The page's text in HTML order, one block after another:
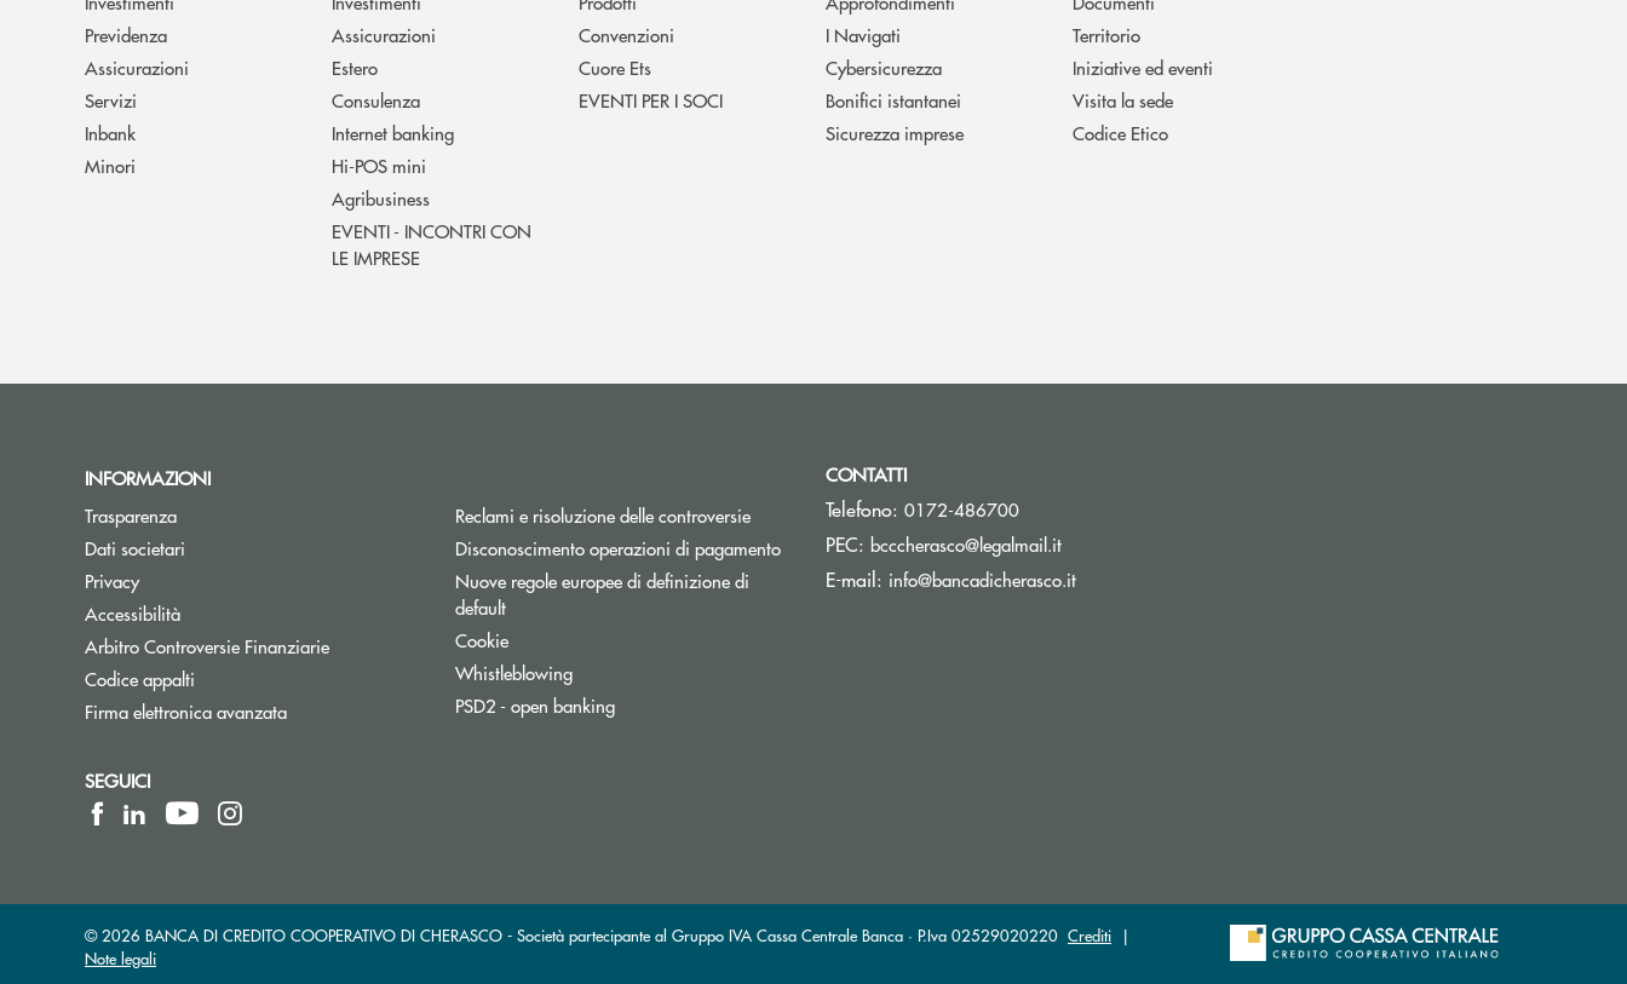
Previdenza
Assicurazioni
Servizi
Inbank
Minori
Assicurazioni
Estero
Consulenza
Internet banking
Hi-POS mini
Agribusiness
EVENTI - INCONTRI CON
LE IMPRESE
Convenzioni
Cuore Ets
EVENTI PER I SOCI
I Navigati
Cybersicurezza
Bonifici istantanei
Sicurezza imprese
Territorio
Iniziative ed eventi
Visita la sede
Codice Etico
INFORMAZIONI
Trasparenza
Dati societari
Privacy
Accessibilità
Arbitro Controversie FinanziarieApre una nuova finestra
Codice appalti
Firma elettronica avanzata
Reclami e risoluzione delle controversie
Disconoscimento operazioni di pagamentoApre una nuova finestra
Nuove regole europee di definizione di
default
Cookie
Whistleblowing
PSD2 - open banking
CONTATTI
Telefono: 0172-486700
PEC: bcccherasco@legalmail.it(si apre l’app di posta elettronica)
E-mail: info@bancadicherasco.it(si apre l’app di posta elettronica)
SEGUICI
© 2026 BANCA DI CREDITO COOPERATIVO DI CHERASCO - Società partecipante al Gruppo IVA Cassa Centrale Banca · P.Iva 02529020220 Crediti |
Note legali